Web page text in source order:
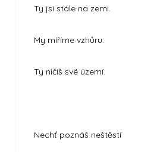
Ty jsi stále na zemi.
My míříme vzhůru.
Ty ničíš své území.
Nechť poznáš neštěstí